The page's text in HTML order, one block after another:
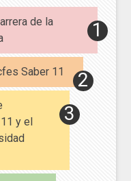
de la
Saber 11
y el